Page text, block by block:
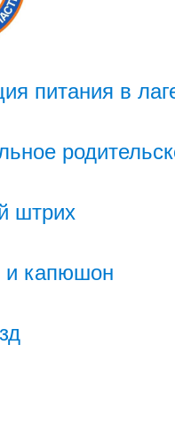
питания в
штрих
и капюшон